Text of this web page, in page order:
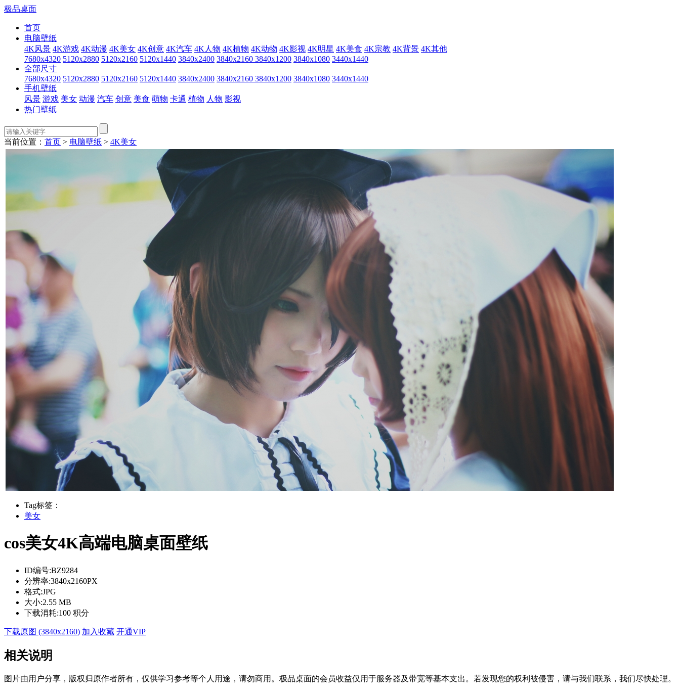
极品桌面
首页
电脑壁纸
4K风景 4K游戏 4K动漫 4K美女 4K创意 4K汽车 4K人物 4K植物 4K动物 4K影视 4K明星 4K美食 4K宗教 4K背景 4K其他
7680x4320 5120x2880 5120x2160 5120x1440 3840x2400 3840x2160 3840x1200 3840x1080 3440x1440
全部尺寸
7680x4320 5120x2880 5120x2160 5120x1440 3840x2400 3840x2160 3840x1200 3840x1080 3440x1440
手机壁纸
风景 游戏 美女 动漫 汽车 创意 美食 萌物 卡通 植物 人物 影视
热门壁纸
当前位置： 首页 > 电脑壁纸 > 4K美女
Tag标签：
美女
cos美女4K高端电脑桌面壁纸
ID编号:BZ9284
分辨率:3840x2160PX
格式:JPG
大小:2.55 MB
下载消耗:100 积分
下载原图 (3840x2160) 加入收藏 开通VIP
相关说明
图片由用户分享，版权归原作者所有，仅供学习参考等个人用途，请勿商用。极品桌面的会员收益仅用于服务器及带宽等基本支出。若发现您的权利被侵害，请与我们联系，我们尽快处理。